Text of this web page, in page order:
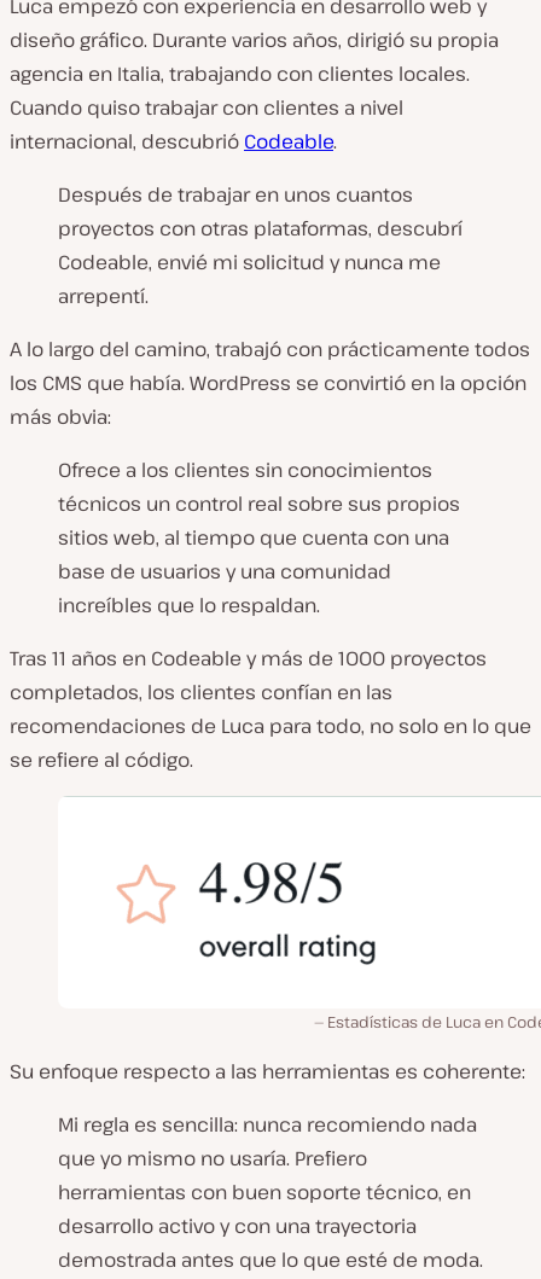
Luca empezó con experiencia en desarrollo web y
diseño gráfico. Durante varios años, dirigió su propia
agencia en Italia, trabajando con clientes locales.
Cuando quiso trabajar con clientes a nivel
internacional, descubrió Codeable.
Después de trabajar en unos cuantos
proyectos con otras plataformas, descubrí
Codeable, envié mi solicitud y nunca me
arrepentí.
A lo largo del camino, trabajó con prácticamente todos
los CMS que había. WordPress se convirtió en la opción
más obvia:
Ofrece a los clientes sin conocimientos
técnicos un control real sobre sus propios
sitios web, al tiempo que cuenta con una
base de usuarios y una comunidad
increíbles que lo respaldan.
Tras 11 años en Codeable y más de 1000 proyectos
completados, los clientes confían en las
recomendaciones de Luca para todo, no solo en lo que
se refiere al código.
Estadísticas de Luca en
Su enfoque respecto a las herramientas es coherente:
Mi regla es sencilla: nunca recomiendo nada
que yo mismo no usaría. Prefiero
herramientas con buen soporte técnico, en
desarrollo activo y con una trayectoria
demostrada antes que lo que esté de moda.